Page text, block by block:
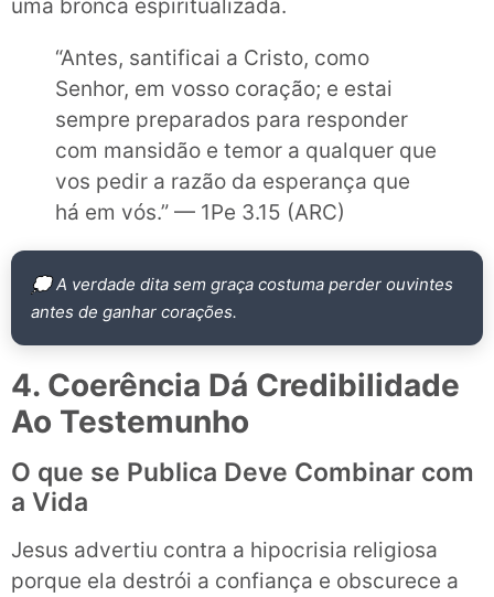
uma bronca espiritualizada.
“Antes, santificai a Cristo, como
Senhor, em vosso coração; e estai
sempre preparados para responder
com mansidão e temor a qualquer que
vos pedir a razão da esperança que
há em vós.” — 1Pe 3.15 (ARC)
💭 A verdade dita sem graça costuma perder ouvintes
antes de ganhar corações.
4. Coerência Dá Credibilidade
Ao Testemunho
O que se Publica Deve Combinar com
a Vida
Jesus advertiu contra a hipocrisia religiosa
porque ela destrói a confiança e obscurece a